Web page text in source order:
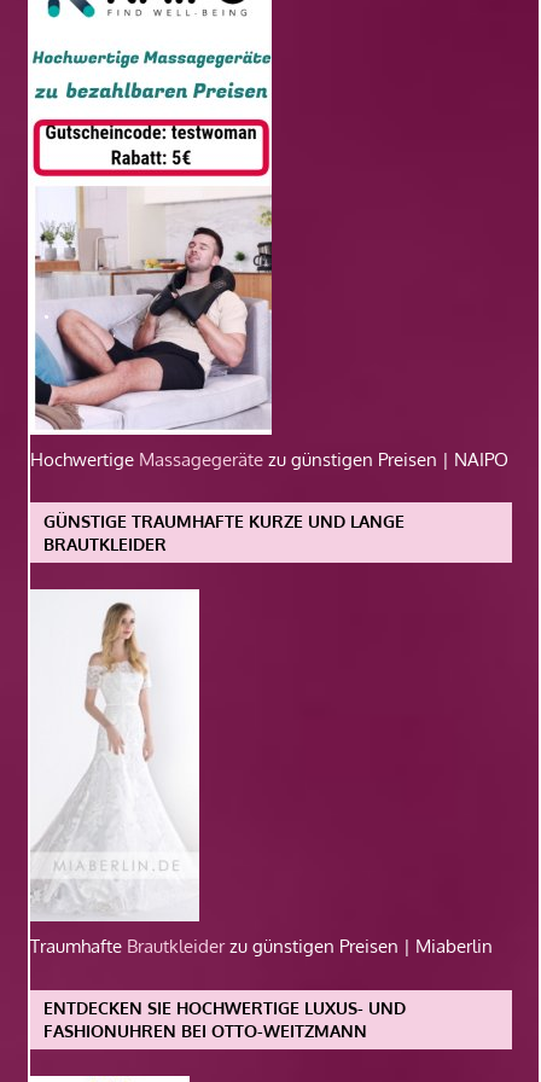
Hochwertige Massagegeräte zu günstigen Preisen | NAIPO
GÜNSTIGE TRAUMHAFTE KURZE UND LANGE
BRAUTKLEIDER
Traumhafte Brautkleiderzu günstigen Preisen | Miaberlin
ENTDECKEN SIE HOCHWERTIGE LUXUS- UND
FASHIONUHREN BEI OTTO-WEITZMANN